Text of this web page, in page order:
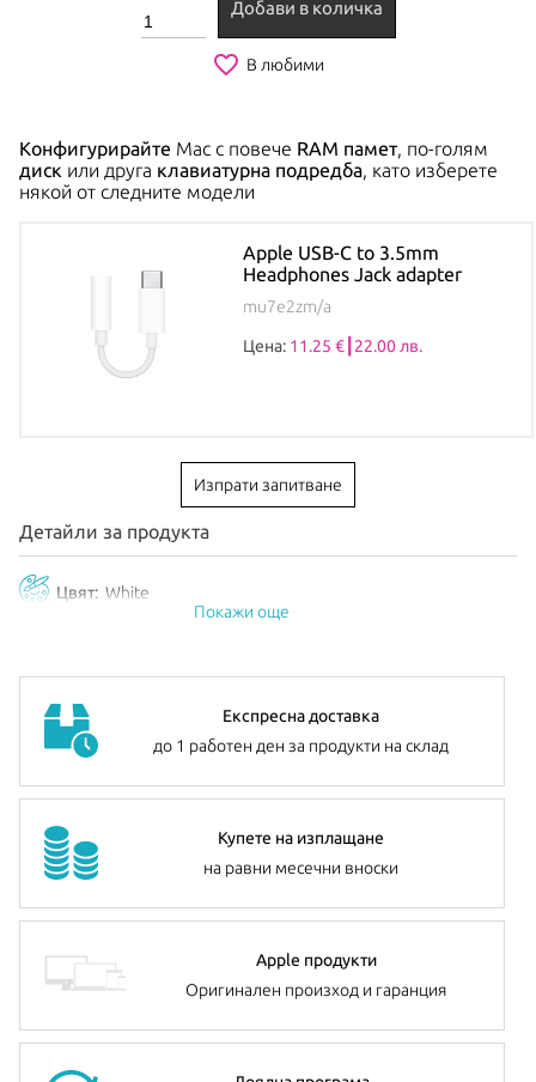
Добави в количка
favorite_border В любими
Конфигурирайте Mac с повече RAM памет, по-голям
диск или друга клавиатурна подредба , като изберете
някой от следните модели
Apple USB-C to 3.5mm
Headphones Jack adapter
mu7e2zm/a
Цена: 11.25 €┃22.00 лв.
Изпрати запитване
Детайли за продукта
Цвят: White
Покажи още
Експресна доставка
до 1 работен ден за продукти на склад
Купете на изплащане
на равни месечни вноски
Apple продукти
Оригинален произход и гаранция